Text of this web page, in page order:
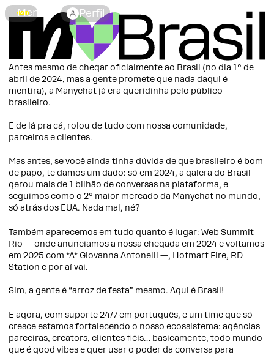
Menu Perfil
Antes mesmo de chegar oficialmente ao Brasil (no dia 1º de
abril de 2024, mas a gente promete que nada daqui é
mentira), a Manychat já era queridinha pelo público
brasileiro.
E de lá pra cá, rolou de tudo com nossa comunidade,
parceiros e clientes.
Mas antes, se você ainda tinha dúvida de que brasileiro é bom
de papo, te damos um dado: só em 2024, a galera do Brasil
gerou mais de 1 bilhão de conversas na plataforma, e
seguimos como o 2º maior mercado da Manychat no mundo,
só atrás dos EUA. Nada mal, né?
Também aparecemos em tudo quanto é lugar: Web Summit
Rio — onde anunciamos a nossa chegada em 2024 e voltamos
em 2025 com *A* Giovanna Antonelli —, Hotmart Fire, RD
Station e por aí vai.
Sim, a gente é “arroz de festa” mesmo. Aqui é Brasil!
E agora, com suporte 24/7 em português, e um time que só
cresce estamos fortalecendo o nosso ecossistema: agências
parceiras, creators, clientes fiéis… basicamente, todo mundo
que é good vibes e quer usar o poder da conversa para
CHAT